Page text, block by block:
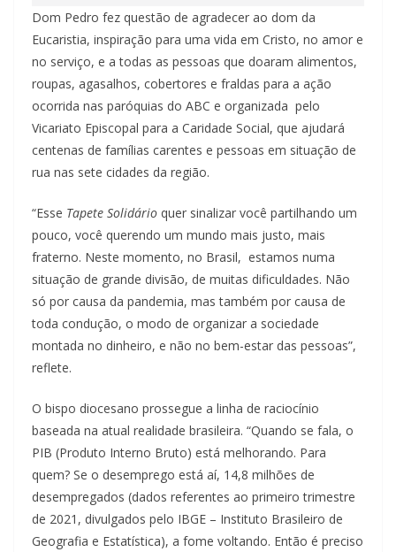
Dom Pedro fez questão de agradecer ao dom da
Eucaristia, inspiração para uma vida em Cristo, no amor e
no serviço, e a todas as pessoas que doaram alimentos,
roupas, agasalhos, cobertores e fraldas para a ação
ocorrida nas paróquias do ABC e organizada pelo
Vicariato Episcopal para a Caridade Social, que ajudará
centenas de famílias carentes e pessoas em situação de
rua nas sete cidades da região.
“Esse Tapete Solidário quer sinalizar você partilhando um
pouco, você querendo um mundo mais justo, mais
fraterno. Neste momento, no Brasil, estamos numa
situação de grande divisão, de muitas dificuldades. Não
só por causa da pandemia, mas também por causa de
toda condução, o modo de organizar a sociedade
montada no dinheiro, e não no bem-estar das pessoas”,
reflete.
O bispo diocesano prossegue a linha de raciocínio
baseada na atual realidade brasileira. “Quando se fala, o
PIB (Produto Interno Bruto) está melhorando. Para
quem? Se o desemprego está aí, 14,8 milhões de
desempregados (dados referentes ao primeiro trimestre
de 2021, divulgados pelo IBGE – Instituto Brasileiro de
Geografia e Estatística), a fome voltando. Então é preciso